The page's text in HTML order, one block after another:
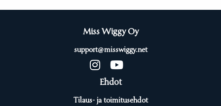
Miss Wiggy Oy
support@misswiggy.net
Ehdot
Tilaus- ja toimitusehdot